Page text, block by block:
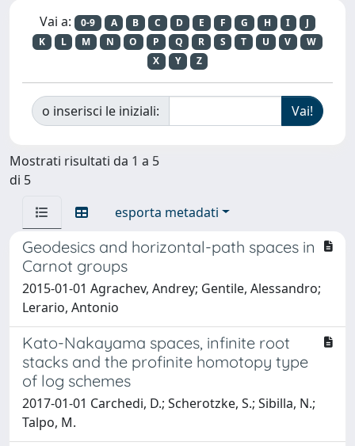
Vai a: 0-9 A B C D E F G H I
J
K
L M N O P Q R S T U V
W
X
Y Z
o inserisci le iniziali:
Mostrati risultati da 1 a 5
di 5
esporta metadati
Geodesics and horizontal-path spaces in
Carnot groups
2015-01-01 Agrachev, Andrey; Gentile, Alessandro;
Lerario, Antonio
Kato-Nakayama spaces, infinite root
stacks and the profinite homotopy type
of log schemes
2017-01-01 Carchedi, D.; Scherotzke, S.; Sibilla, N.;
Talpo, M.